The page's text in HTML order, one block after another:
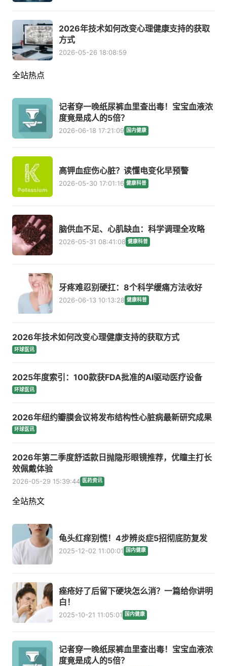
2026年技术如何改变心理健康支持的获取
方式
2026-05-26 18:08:59
全站热点
记者穿一晚纸尿裤血里查出毒！宝宝血液浓
度竟是成人的5倍？
2026-06-18 17:21:09 国内健康
高钾血症伤心脏？读懂电变化早预警
2026-05-30 17:01:16 健康科普
脑供血不足、心肌缺血：科学调理全攻略
2026-05-31 08:41:08 健康科普
牙疼难忍别硬扛：8个科学缓痛方法收好
2026-06-13 10:13:28 健康科普
2026年技术如何改变心理健康支持的获取方式
环球医讯
2025年度索引：100款获FDA批准的AI驱动医疗设备
环球医讯
2026年纽约瓣膜会议将发布结构性心脏病最新研究成果
环球医讯
2026年第二季度舒适款日抛隐形眼镜推荐，优瞳主打长
效佩戴体验
2026-05-29 15:39:44 医药资讯
全站热文
龟头红痒别慌！4步辨炎症5招彻底防复发
2025-12-02 11:00:01 国内健康
痤疮好了后留下硬块怎么消？一篇给你讲明
白！
2025-10-21 11:05:01 国内健康
记者穿一晚纸尿裤血里查出毒！宝宝血液浓
度竟是成人的5倍？